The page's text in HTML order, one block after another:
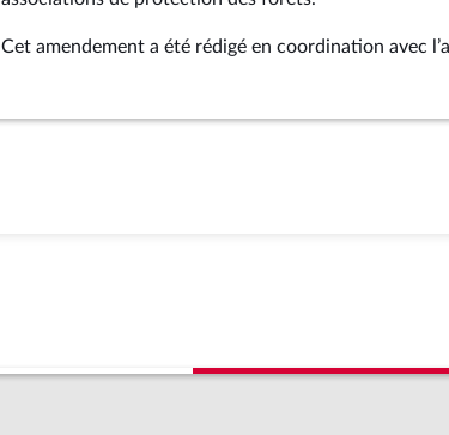
Cet amendement a été rédigé en coordination avec